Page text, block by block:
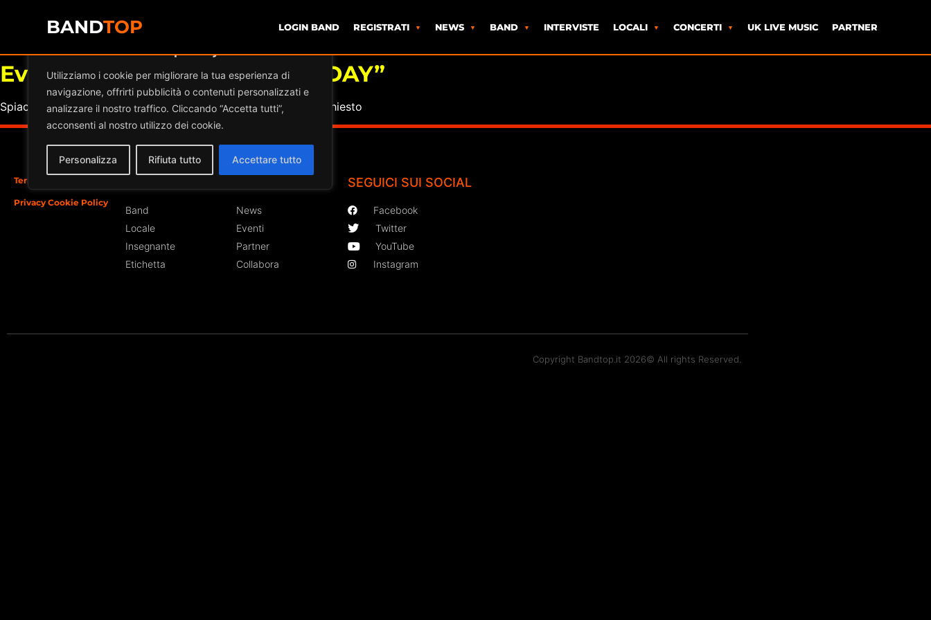
Utilizziamo i cookie per migliorare la tua esperienza di
navigazione, offrirti pubblicità o contenuti personalizzati e
analizzare il nostro traffico. Cliccando “Accetta tutti”,
acconsenti al nostro utilizzo dei cookie.
Personalizza Rifiuta tutto Accettare tutto
BANDTOP LOGIN BAND REGISTRATI NEWS BAND INTERVISTE LOCALI CONCERTI UK LIVE MUSIC PARTNER
Eventi aFESTIVAL “GIANLU DAY”
Spiacente, ma nessun risultato è stato trovato per l'archivio richiesto
Termini e Condizioni
Privacy Cookie Policy
Band
Locale
Insegnante
Etichetta
News
Eventi
Partner
Collabora
SEGUICI SUI SOCIAL
Facebook
Twitter
YouTube
Instagram
Copyright Bandtop.it 2026© All rights Reserved.